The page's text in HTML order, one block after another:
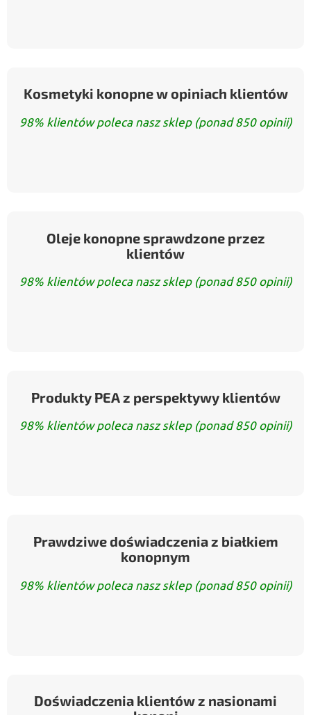
Kosmetyki konopne w opiniach klientów
98% klientów poleca nasz sklep (ponad 850 opinii)
Oleje konopne sprawdzone przez
klientów
98% klientów poleca nasz sklep (ponad 850 opinii)
Produkty PEA z perspektywy klientów
98% klientów poleca nasz sklep (ponad 850 opinii)
Prawdziwe doświadczenia z białkiem
konopnym
98% klientów poleca nasz sklep (ponad 850 opinii)
Doświadczenia klientów z nasionami